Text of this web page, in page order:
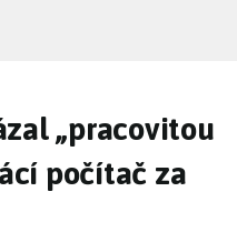
„pracovitou
počítač za